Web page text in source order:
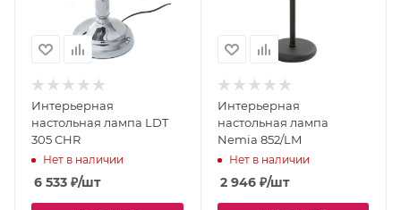
Интерьерная
настольная лампа LDT
305 CHR
Нет в наличии
6 533 ₽/шт
Интерьерная
настольная лампа
Nemia 852/LM
Нет в наличии
2 946₽/шт